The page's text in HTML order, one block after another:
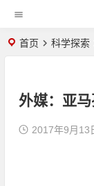
首页 科学探索
外媒：亚
2017年9月13